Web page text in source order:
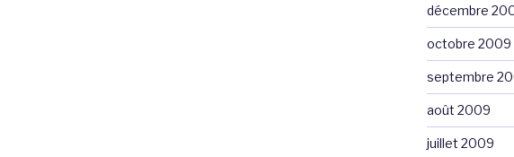
décembre
octobre 2009
septembre
août 2009
juillet 2009